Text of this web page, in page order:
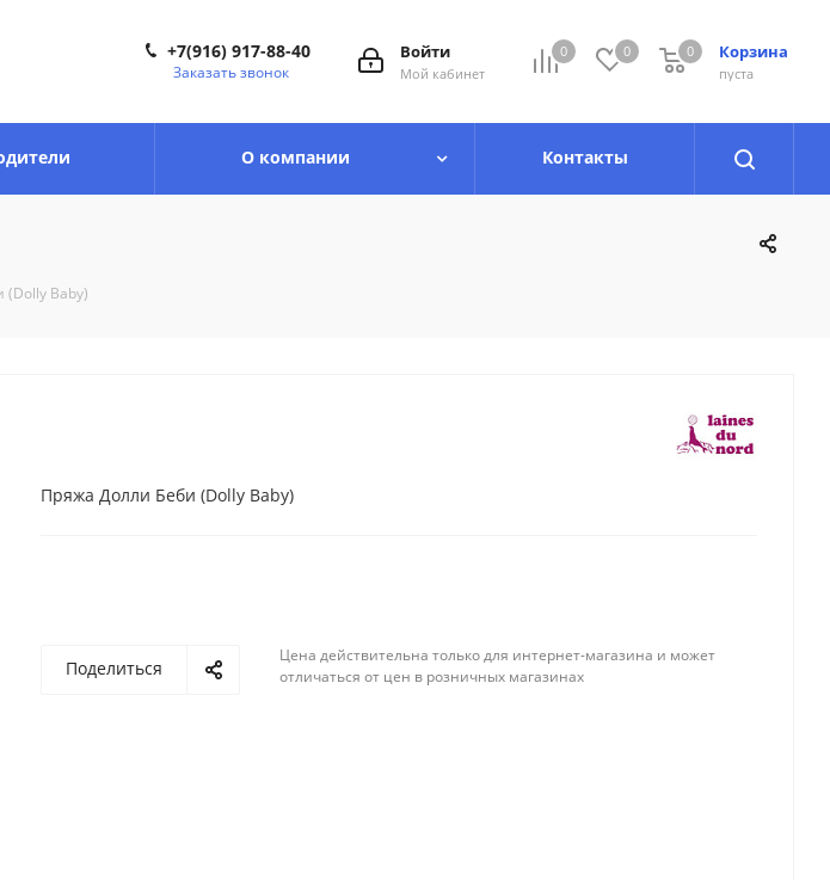
0 0 Корзина
0
пуста
0
Войти
Мой кабинет
+7(916) 917-88-40
Заказать звонок
О компании Контакты
Baby)
Пряжа Долли Беби (Dolly Baby)
Поделиться
Цена действительна только для интернет-магазина и может
отличаться от цен в розничных магазинах